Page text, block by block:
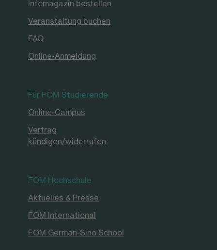
Infomagazin bestellen
Veranstaltung buchen
FAQ
Online-Anmeldung
Für FOM Studierende
Online-Campus
Vertrag
kündigen/widerrufen
FOM Hochschule
Aktuelles & Presse
FOM International
FOM German-Sino School